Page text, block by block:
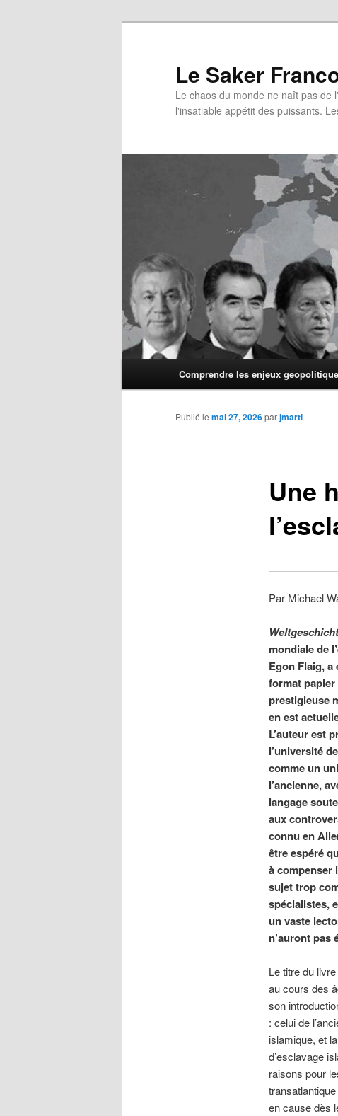
Le Saker
Le chaos du monde ne naît pas de
l'insatiable appétit des puissants.
Comprendre les enjeux
Une
Publié le mai 27, 2026parjmarti
Par Michael
mondiale de
Egon Flaig,
format papier
prestigieuse
en est
L’auteur est
l’université
comme un
l’ancienne,
langage
aux
connu en
être espéré
à compenser
sujet trop
spécialistes,
un vaste
n’auront pas
Le titre du
au cours des
son
: celui de
islamique, et
d’esclavage
raisons pour
en cause dès